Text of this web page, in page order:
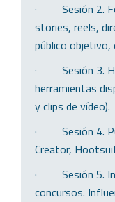
· Sesión 2.
stories, reels,
público
· Sesión 3.
herramientas
y clips de vídeo).
· Sesión 4.
Creator,
· Sesión 5.
concursos.